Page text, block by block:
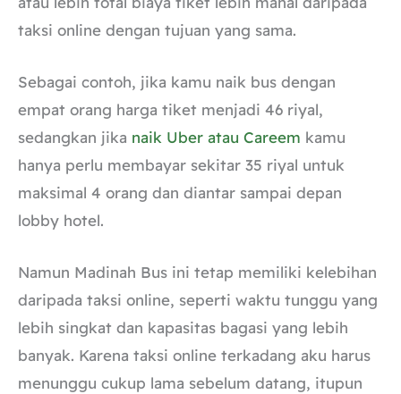
taksi online dengan tujuan yang sama.
Sebagai contoh, jika kamu naik bus dengan
empat orang harga tiket menjadi 46 riyal,
sedangkan jika naik Uber atau Careem kamu
hanya perlu membayar sekitar 35 riyal untuk
maksimal 4 orang dan diantar sampai depan
lobby hotel.
Namun Madinah Bus ini tetap memiliki kelebihan
daripada taksi online, seperti waktu tunggu yang
lebih singkat dan kapasitas bagasi yang lebih
banyak. Karena taksi online terkadang aku harus
menunggu cukup lama sebelum datang, itupun